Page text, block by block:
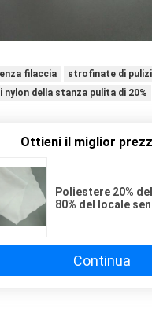
filaccia
strofinate di
della stanza pulita di 20%
Ottieni il miglior
Poliestere 20%
80% del locale
Continua